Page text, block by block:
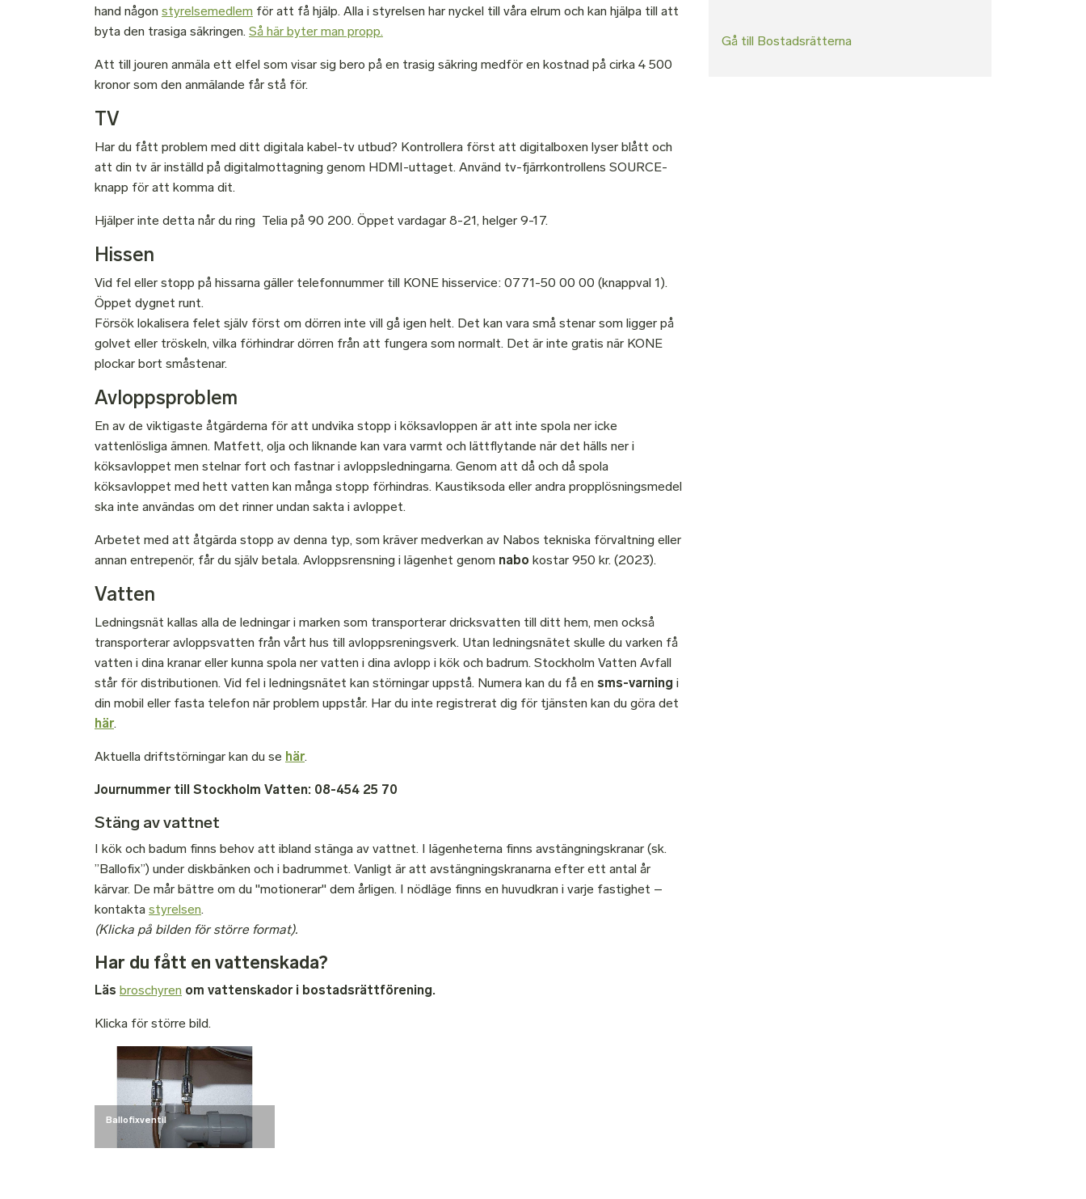
hand någon styrelsemedlem för att få hjälp. Alla i styrelsen har nyckel till våra elrum och kan hjälpa till att
byta den trasiga säkringen. Så här byter man propp.
Att till jouren anmäla ett elfel som visar sig bero på en trasig säkring medför en kostnad på cirka 4 500
kronor som den anmälande får stå för.
TV
Har du fått problem med ditt digitala kabel-tv utbud? Kontrollera först att digitalboxen lyser blått och
att din tv är inställd på digitalmottagning genom HDMI-uttaget. Använd tv-fjärrkontrollens SOURCE-
knapp för att komma dit.
Hjälper inte detta når du ring Telia på 90 200. Öppet vardagar 8-21, helger 9-17.
Hissen
Vid fel eller stopp på hissarna gäller telefonnummer till KONE hisservice: 0771-50 00 00 (knappval 1).
Öppet dygnet runt.
Försök lokalisera felet själv först om dörren inte vill gå igen helt. Det kan vara små stenar som ligger på
golvet eller tröskeln, vilka förhindrar dörren från att fungera som normalt. Det är inte gratis när KONE
plockar bort småstenar.
Avloppsproblem
En av de viktigaste åtgärderna för att undvika stopp i köksavloppen är att inte spola ner icke
vattenlösliga ämnen. Matfett, olja och liknande kan vara varmt och lättflytande när det hälls ner i
köksavloppet men stelnar fort och fastnar i avloppsledningarna. Genom att då och då spola
köksavloppet med hett vatten kan många stopp förhindras. Kaustiksoda eller andra propplösningsmedel
ska inte användas om det rinner undan sakta i avloppet.
Arbetet med att åtgärda stopp av denna typ, som kräver medverkan av Nabos tekniska förvaltning eller
annan entrepenör, får du själv betala. Avloppsrensning i lägenhet genom nabo kostar 950 kr. (2023).
Vatten
Ledningsnät kallas alla de ledningar i marken som transporterar dricksvatten till ditt hem, men också
transporterar avloppsvatten från vårt hus till avloppsreningsverk. Utan ledningsnätet skulle du varken få
vatten i dina kranar eller kunna spola ner vatten i dina avlopp i kök och badrum. Stockholm Vatten Avfall
står för distributionen. Vid fel i ledningsnätet kan störningar uppstå. Numera kan du få en sms-varning i
din mobil eller fasta telefon när problem uppstår. Har du inte registrerat dig för tjänsten kan du göra det
här.
Aktuella driftstörningar kan du se här.
Journummer till Stockholm Vatten: 08-454 25 70
Stäng av vattnet
I kök och badum finns behov att ibland stänga av vattnet. I lägenheterna finns avstängningskranar (sk.
”Ballofix”) under diskbänken och i badrummet. Vanligt är att avstängningskranarna efter ett antal år
kärvar. De mår bättre om du "motionerar" dem årligen. I nödläge finns en huvudkran i varje fastighet –
kontakta styrelsen.
(Klicka på bilden för större format).
Har du fått en vattenskada?
Läs broschyren om vattenskador i bostadsrättförening.
Klicka för större bild.
Ballofixventil
Gå till Bostadsrätterna